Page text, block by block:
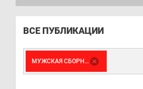
ВСЕ ПУБЛИКАЦИИ
МУЖСКАЯ СБОРНАЯ